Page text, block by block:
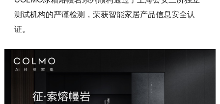
测试机构的严谨检测，荣获智能家居产品信息安全认
证。